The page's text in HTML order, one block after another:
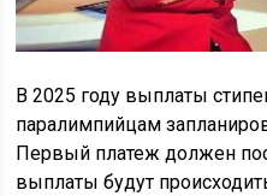
В 2025 году выплаты
паралимпийцам
Первый платеж должен
выплаты будут